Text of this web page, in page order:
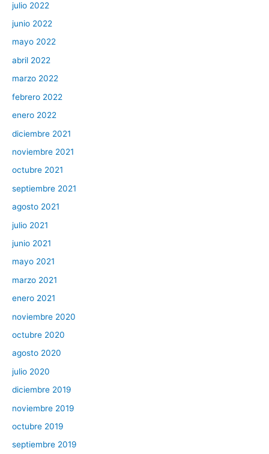
julio 2022
junio 2022
mayo 2022
abril 2022
marzo 2022
febrero 2022
enero 2022
diciembre 2021
noviembre 2021
octubre 2021
septiembre 2021
agosto 2021
julio 2021
junio 2021
mayo 2021
marzo 2021
enero 2021
noviembre 2020
octubre 2020
agosto 2020
julio 2020
diciembre 2019
noviembre 2019
octubre 2019
septiembre 2019